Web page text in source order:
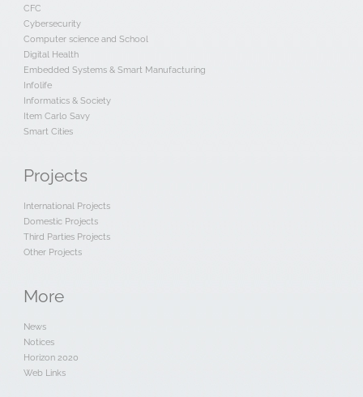
CFC
Cybersecurity
Computer science and School
Digital Health
Embedded Systems & Smart Manufacturing
Infolife
Informatics & Society
Item Carlo Savy
Smart Cities
Projects
International Projects
Domestic Projects
Third Parties Projects
Other Projects
More
News
Notices
Horizon 2020
Web Links